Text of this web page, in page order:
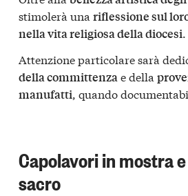
stimolerà una riflessione sul
nella vita religiosa della diocesi.
Attenzione particolare sarà
della committenzae della
manufatti, quando
Capolavori in mostra
sacro